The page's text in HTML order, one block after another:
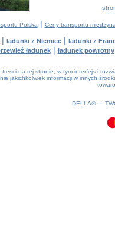
Polska | Ceny transportu
ładunki z Niemiec| ładunki z
ładunek| ładunek powrotny
na tej stronie, w tym interfejs i
jakichkolwiek informacji w innych
DELLA® —